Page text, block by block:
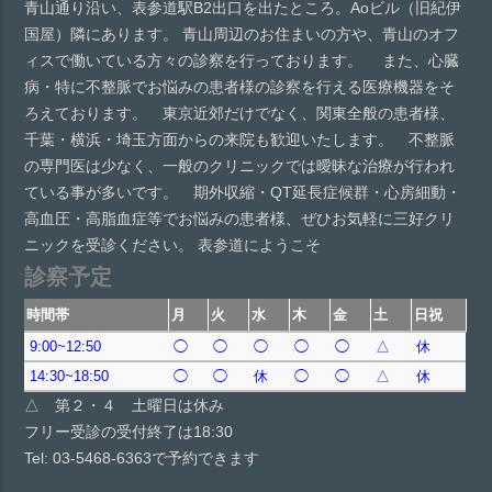
青山通り沿い、表参道駅B2出口を出たところ。Aoビル（旧紀伊
国屋）隣にあります。 青山周辺のお住まいの方や、青山のオフ
ィスで働いている方々の診察を行っております。 また、心臓
病・特に不整脈でお悩みの患者様の診察を行える医療機器をそ
ろえております。 東京近郊だけでなく、関東全般の患者様、
千葉・横浜・埼玉方面からの来院も歓迎いたします。 不整脈
の専門医は少なく、一般のクリニックでは曖昧な治療が行われ
ている事が多いです。 期外収縮・QT延長症候群・心房細動・
高血圧・高脂血症等でお悩みの患者様、ぜひお気軽に三好クリ
ニックを受診ください。 表参道にようこそ
診察予定
時間帯 月 火 水 木 金 土
日祝
9:00~12:50
◯ ◯ ◯ ◯ ◯ △
休
14:30~18:50
◯ ◯ 休 ◯ ◯ △ 休
△ 第２・４ 土曜日は休み
フリー受診の受付終了は18:30
Tel: 03-5468-6363で予約できます